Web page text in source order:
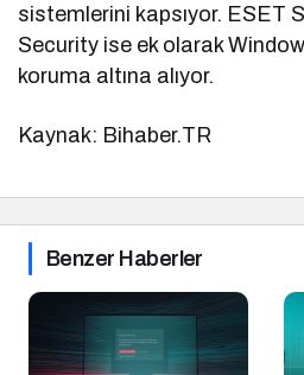
sistemlerini kapsıyor. ESET
Security ise ek olarak
koruma altına alıyor.
Kaynak: Bihaber.TR
Benzer Haberler